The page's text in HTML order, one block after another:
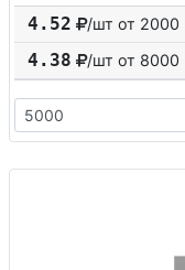
4.52 /шт от 2000
4.38 /шт от 8000